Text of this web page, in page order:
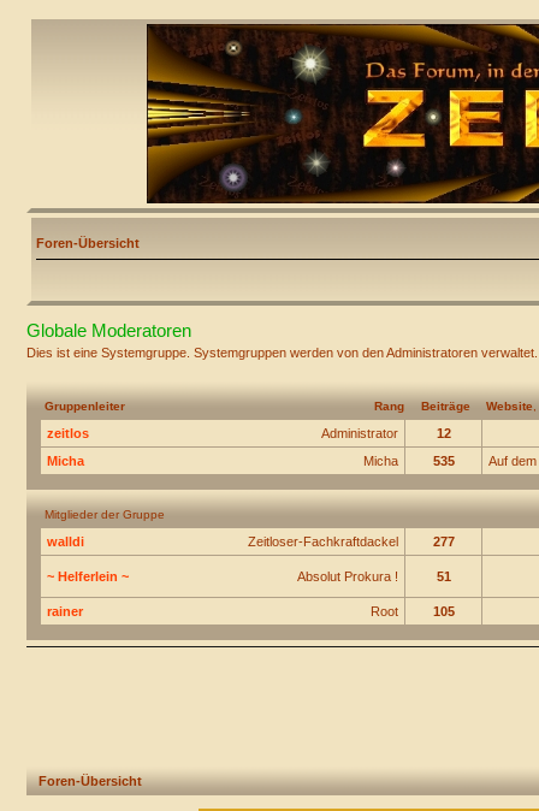
Foren-Übersicht
Globale Moderatoren
Dies ist eine Systemgruppe. Systemgruppen werden von den Administratoren verwaltet.
Rang
Gruppenleiter Beiträge Website
Administrator
zeitlos
12
Micha
Micha 535 Auf
Mitglieder der Gruppe
Zeitloser-Fachkraftdackel
walldi 277
Absolut Prokura !
~ Helferlein ~ 51
Root
rainer 105
Foren-Übersicht